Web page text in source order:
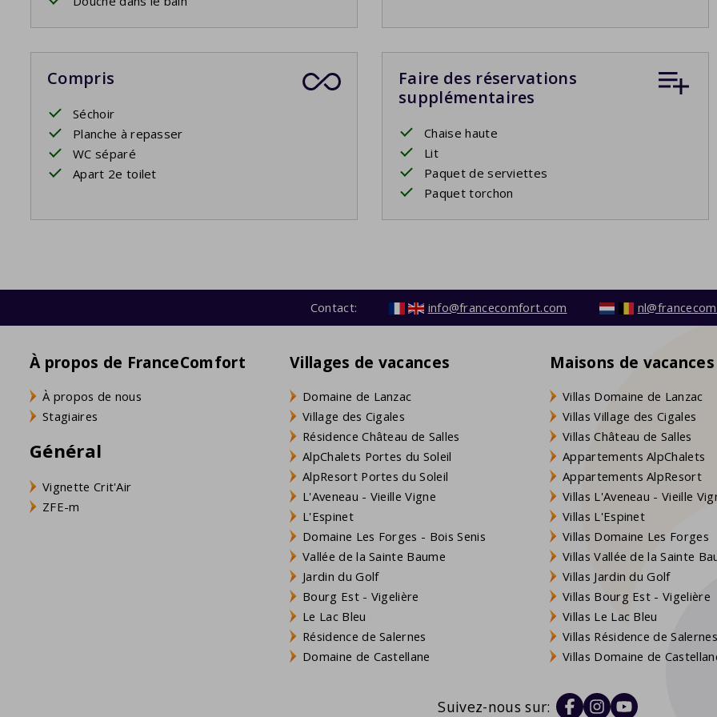
Compris
Séchoir
Planche à repasser
WC séparé
Apart 2e toilet
Faire des réservations
supplémentaires
Chaise haute
Lit
Paquet de serviettes
Paquet torchon
Contact: info@francecomfort.com
À propos de FranceComfort
À propos de nous
Stagiaires
Général
Vignette Crit'Air
ZFE-m
Villages de vacances
Domaine de Lanzac
Village des Cigales
Résidence Château de Salles
AlpChalets Portes du Soleil
AlpResort Portes du Soleil
L'Aveneau - Vieille Vigne
L'Espinet
Domaine Les Forges - Bois Senis
Vallée de la Sainte Baume
Jardin du Golf
Bourg Est - Vigelière
Le Lac Bleu
Résidence de Salernes
Domaine de Castellane
Maisons de vacances
Villas Domaine de Lanzac
Villas Village des Cigales
Villas Château de Salles
Appartements AlpChalets
Appartements AlpResort
Villas L'Aveneau - Vieille
Villas L'Espinet
Villas Domaine Les Forges
Villas Vallée de la Sainte
Villas Jardin du Golf
Villas Bourg Est - Vigelière
Villas Le Lac Bleu
Villas Résidence de Salernes
Villas Domaine de
Suivez-nous sur: